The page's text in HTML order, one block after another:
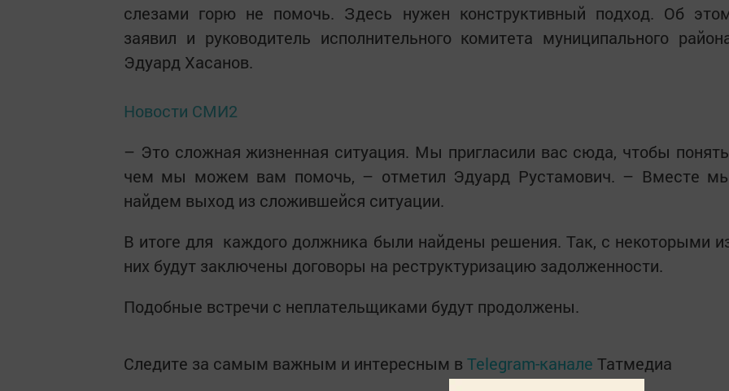
слезами горю не помочь. Здесь нужен конструктивный подход. Об
заявил и руководитель исполнительного комитета муниципального
Эдуард Хасанов.
Новости СМИ2
– Это сложная жизненная ситуация. Мы пригласили вас сюда, чтобы
чем мы можем вам помочь, – отметил Эдуард Рус­тамович. – Вместе
найдем выход из сложившейся ситуации.
В итоге для каждого должника были найдены решения. Так, с некоторыми
них будут заключены договоры на реструктуризацию задолженности.
Подобные встречи с неплательщиками будут продолжены.
Следите за самым важным и интересным в Telegram-канале Татмедиа